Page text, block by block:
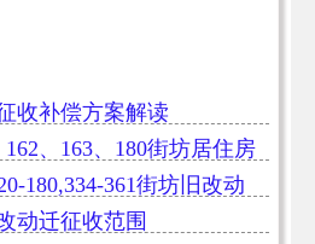
收补偿方案解读
、163、180街坊居住房
180,334-361街坊旧改动
动迁征收范围